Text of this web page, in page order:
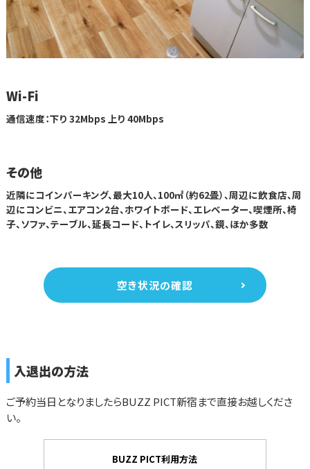
Wi-Fi
通信速度：下り 32Mbps 上り 40Mbps
その他
近隣にコインパーキング、最大10人、100㎡（約62畳）、周辺に飲食店、周
辺にコンビニ、エアコン2台、ホワイトボード、エレベーター、喫煙所、椅
子、ソファ、テーブル、延長コード、トイレ、スリッパ、鏡、ほか多数
空き状況の確認
入退出の方法
ご予約当日となりましたらBUZZ PICT新宿まで直接お越しくださ
い。
BUZZ PICT利用方法